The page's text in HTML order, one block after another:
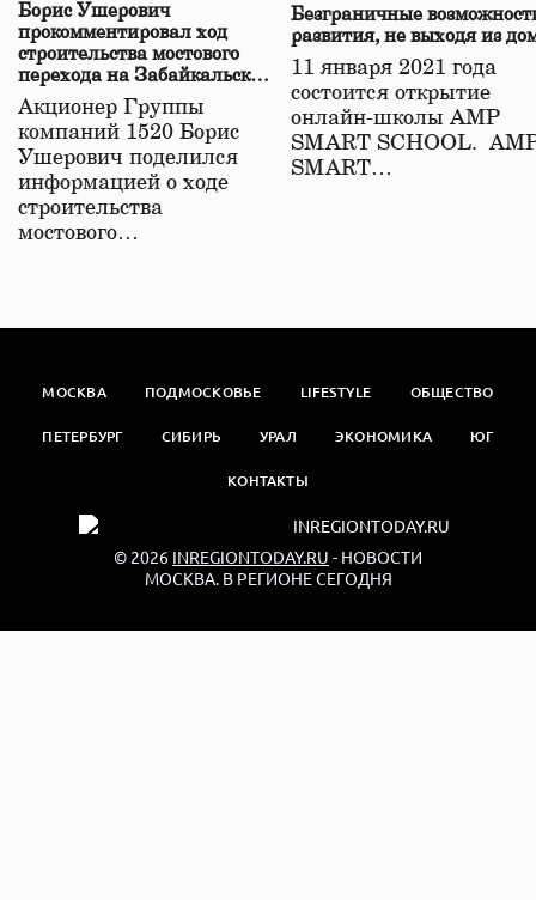
Борис Ушерович
прокомментировал ход
строительства мостового
перехода на Забайкальской
железной дороге
Акционер Группы
компаний 1520 Борис
Ушерович поделился
информацией о ходе
строительства
мостового…
Безграничные
развития, не выходя из
11 января 2021 года
состоится открытие
онлайн-школы АМР
SMART SCHOOL.
SMART…
МОСКВА ПОДМОСКОВЬЕ LIFESTYLE ОБЩЕСТВО
ПЕТЕРБУРГ СИБИРЬ УРАЛ ЭКОНОМИКА ЮГ
КОНТАКТЫ
© 2026 INREGIONTODAY.RU - НОВОСТИ
МОСКВА. В РЕГИОНЕ СЕГОДНЯ